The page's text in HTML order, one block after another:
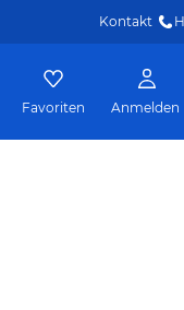
Kontakt
Favoriten Anmelden